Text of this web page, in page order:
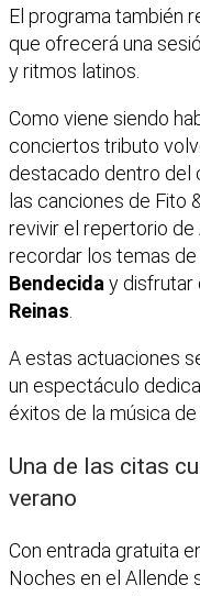
El programa también
que ofrecerá una
y ritmos latinos.
Como viene siendo
conciertos tributo
destacado dentro del
las canciones de Fito
revivir el repertorio de
recordar los temas
Bendeciday disfrutar
Reinas.
A estas actuaciones
un espectáculo
éxitos de la música
Una de las citas
verano
Con entrada gratuita
Noches en el Allende